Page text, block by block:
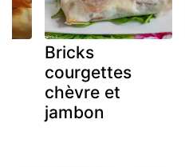
Bricks
courgettes
chèvre et
jambon